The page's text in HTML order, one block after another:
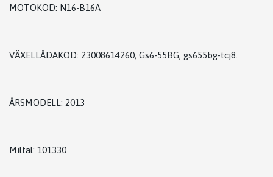
MOTOKOD: N16-B16A
VÄXELLÅDAKOD: 23008614260, Gs6-55BG, gs655bg-tcj8.
ÅRSMODELL: 2013
Miltal: 101330